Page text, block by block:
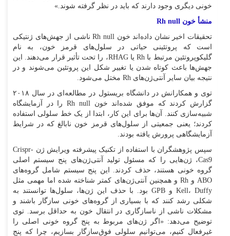
خونی دیگری وجود دارند که باید در نظر گرفته شوند.»
منشأ خون Rh null
تحقیقات اخیر نشان داده‌اند خون Rh null ناشی از جهش‌های ژنتیکی
است که پروتئینی حیاتی در سلول‌های قرمز خون، به نام
گلیکوپروتئین مرتبط با Rh یا RHAG، را تحت تأثیر قرار می‌دهند. این
جهش‌ها باعث کوتاه شدن یا تغییر شکل این پروتئین می‌شوند و در
نتیجه بیان سایر آنتی‌ژن‌های Rh مختل می‌شود.
توی و همکارانش در دانشگاه بریستول در مطالعه‌ای در سال ۲۰۱۸
گزارش کردند که موفق شده‌اند خون Rh null را در آزمایشگاه
شبیه‌سازی کنند. آن‌ها برای این کار، ابتدا از یک خط سلولی استفاده
کردند؛ یعنی جمعیتی از سلول‌های قرمز خون نابالغ که در شرایط
آزمایشگاهی پرورش یافته بودند.
سپس پژوهشگران با استفاده از تکنیک پیشرفته ویرایش ژن Crispr-
Cas9، ژن‌هایی را که مسئول تولید آنتی‌ژن‌های پنج سیستم اصلی
گروه خونی هستند، حذف کردند. این پنج سیستم شامل گروه‌های
ABO و Rh و همچنین آنتی‌ژن‌های کمتر شناخته شده اما مهمی مثل
Kell، Duffy و GPB بود. با حذف این ژن‌ها، سلول‌ها توانستند به
شکلی رشد کنند که با بسیاری از گروه‌های خونی سازگار باشند و
مشکلات ناشی از ناسازگاری در انتقال خون به حداقل برسد. توی
توضیح می‌دهد: «اگر ژن‌های مربوط به پنج گروه خونی اصلی را
غیرفعال کنیم، می‌توانیم سلولی فوق‌سازگار بسازیم، چرا که پنج